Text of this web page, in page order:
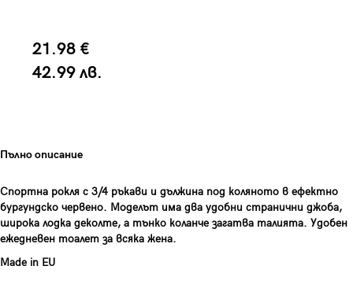
21.98 €
42.99 лв.
Пълно описание
Спортна рокля с 3/4 ръкави и дължина под коляното в ефектно
бургундско червено. Моделът има два удобни странични джоба,
широка лодка деколте, а тънко коланче загатва талията. Удобен
ежедневен тоалет за всяка жена.
Made in EU